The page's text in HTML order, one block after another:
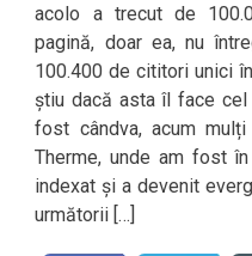
acolo a trecut de
pagină, doar ea, nu
100.400 de cititori unici
știu dacă asta îl face
fost cândva, acum
Therme, unde am fost
indexat și a devenit
următorii […]